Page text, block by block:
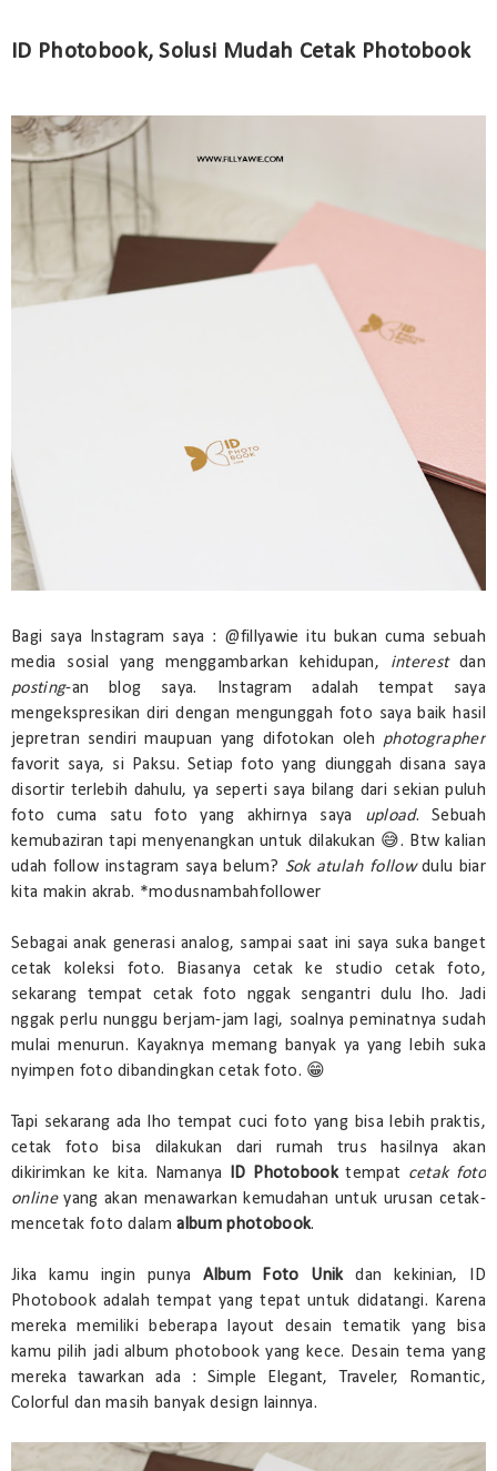
ID Photobook, Solusi Mudah Cetak Photobook
Bagi saya Instagram saya : @fillyawie itu bukan cuma sebuah
media sosial yang menggambarkan kehidupan, interestdan
posting-an blog saya. Instagram adalah tempat saya
mengekspresikan diri dengan mengunggah foto saya baik hasil
jepretran sendiri maupuan yang difotokan oleh photographer
favorit saya, si Paksu. Setiap foto yang diunggah disana saya
disortir terlebih dahulu, ya seperti saya bilang dari sekian puluh
foto cuma satu foto yang akhirnya saya upload. Sebuah
kemubaziran tapi menyenangkan untuk dilakukan 😅. Btw kalian
udah follow instagram saya belum? Sok atulah followdulu biar
kita makin akrab. *modusnambahfollower
Sebagai anak generasi analog, sampai saat ini saya suka banget
cetak koleksi foto. Biasanya cetak ke studio cetak foto,
sekarang tempat cetak foto nggak sengantri dulu lho. Jadi
nggak perlu nunggu berjam-jam lagi, soalnya peminatnya sudah
mulai menurun. Kayaknya memang banyak ya yang lebih suka
nyimpen foto dibandingkan cetak foto. 😁
Tapi sekarang ada lho tempat cuci foto yang bisa lebih praktis,
cetak foto bisa dilakukan dari rumah trus hasilnya akan
dikirimkan ke kita. Namanya
ID Photobooktempat cetak foto
onlineyang akan menawarkan kemudahan untuk urusan cetak-
mencetak foto dalamalbum photobook.
Jika kamu ingin punyaAlbum Foto Unikdan kekinian, ID
Photobook adalah tempat yang tepat untuk didatangi. Karena
mereka memiliki beberapa layout desain tematik yang bisa
kamu pilih jadi album photobook yang kece. Desain tema yang
mereka tawarkan ada : Simple Elegant, Traveler, Romantic,
Colorful dan masih banyak design lainnya.